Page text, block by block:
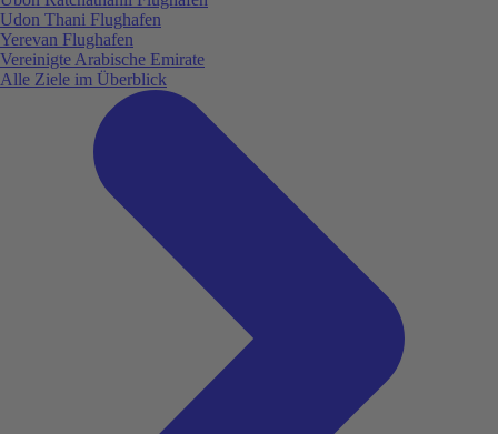
Udon Thani Flughafen
Yerevan Flughafen
Vereinigte Arabische Emirate
Alle Ziele im Überblick